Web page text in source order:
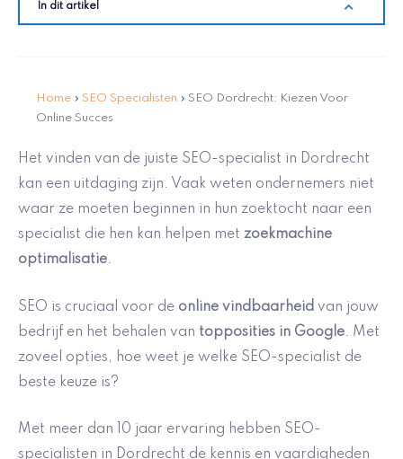
In dit artikel
Home » SEO Specialisten » SEO Dordrecht: Kiezen Voor
Online Succes
Het vinden van de juiste SEO-specialist in Dordrecht
kan een uitdaging zijn. Vaak weten ondernemers niet
waar ze moeten beginnen in hun zoektocht naar een
specialist die hen kan helpen met zoekmachine
optimalisatie.
SEO is cruciaal voor de online vindbaarheid van jouw
bedrijf en het behalen van topposities in Google. Met
zoveel opties, hoe weet je welke SEO-specialist de
beste keuze is?
Met meer dan 10 jaar ervaring hebben SEO-
specialisten in Dordrecht de kennis en vaardigheden